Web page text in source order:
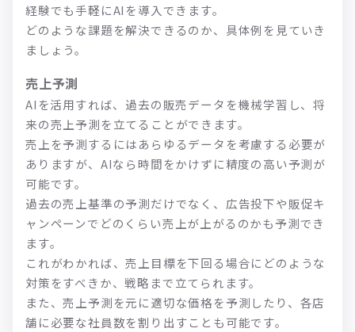
経験でも手軽にAIを導入できます。
どのような課題を解決できるのか、具体例を見ていき
ましょう。
売上予測
AIを活用すれば、過去の販売データを機械学習し、将
来の売上予測を立てることができます。
売上を予測するにはあらゆるデータを考慮する必要が
ありますが、AIなら時間をかけずに精度の高い予測が
可能です。
過去の売上基準の予測だけでなく、広告投下や販促キ
ャンペーンでどのくらい売上が上がるのかも予測でき
ます。
これがわかれば、売上目標を下回る場合にどのような
対策をすべきか、戦略まで立てられます。
また、売上予測を元に適切な価格を予測したり、各店
舗に必要な社員数を割り出すことも可能です。